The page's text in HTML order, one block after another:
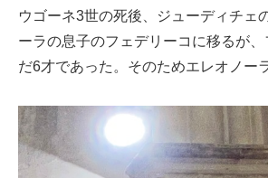
ウゴーネ3世の死後、ジューディチェ
ーラの息子のフェデリーコに移るが、
だ6才であった。そのためエレオノー